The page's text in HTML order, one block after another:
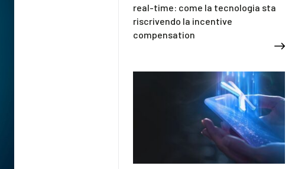
real-time: come la tecnologia sta
riscrivendo la incentive
compensation